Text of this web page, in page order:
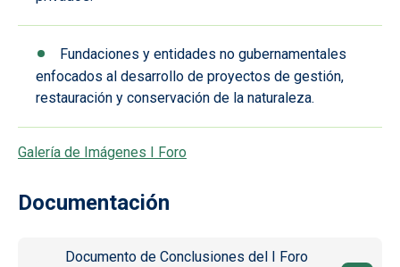
Fundaciones y entidades no gubernamentales
enfocados al desarrollo de proyectos de gestión,
restauración y conservación de la naturaleza.
Galería de Imágenes I Foro
Documentación
Documento
Documento de Conclusiones del I Foro